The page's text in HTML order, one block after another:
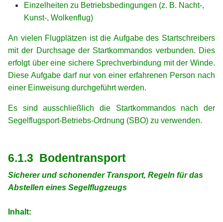
Einzelheiten zu Betriebsbedingungen (z. B. Nacht-,
Kunst-, Wolkenflug)
An vielen Flugplätzen ist die Aufgabe des Startschreibers
mit der Durchsage der Startkommandos verbunden. Dies
erfolgt über eine sichere Sprechverbindung mit der Winde.
Diese Aufgabe darf nur von einer erfahrenen Person nach
einer Einweisung durchgeführt werden.
Es sind ausschließlich die Startkommandos nach der
Segelflugsport-Betriebs-Ordnung (SBO) zu verwenden.
6.1.3 Bodentransport
Sicherer und schonender Transport, Regeln für das
Abstellen eines Segelflugzeugs
Inhalt: